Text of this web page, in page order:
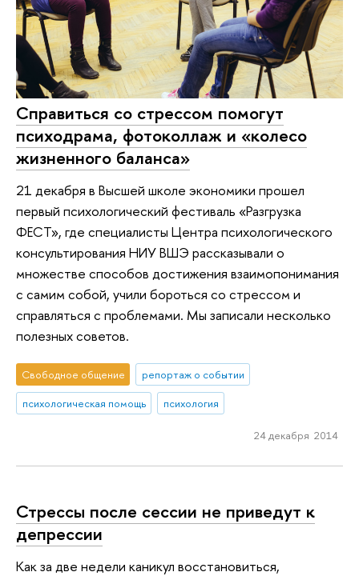
Справиться со стрессом помогут
психодрама, фотоколлаж и «колесо
жизненного баланса»
21 декабря в Высшей школе экономики прошел
первый психологический фестиваль «Разгрузка
ФЕСТ», где специалисты Центра психологического
консультирования НИУ ВШЭ рассказывали о
множестве способов достижения взаимопонимания
с самим собой, учили бороться со стрессом и
справляться с проблемами. Мы записали несколько
полезных советов.
Свободное общение
репортаж о событии
психологическая помощь
психология
24 декабря 2014
Стрессы после сессии не приведут к
депрессии
Как за две недели каникул восстановиться,